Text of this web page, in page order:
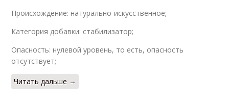
Происхождение: натурально-искусственное;
Категория добавки: стабилизатор;
Опасность: нулевой уровень, то есть, опасность
отсутствует;
Читать дальше →